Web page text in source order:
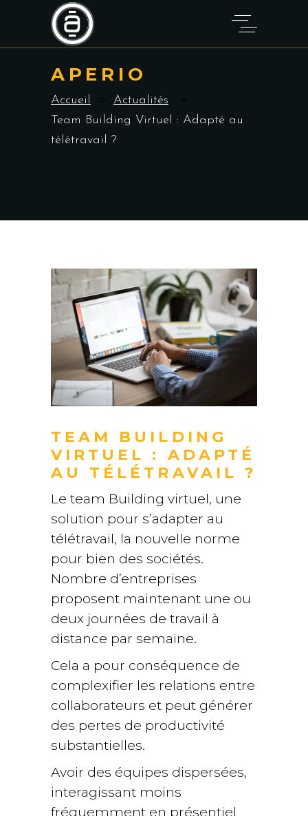
APERIO
Accueil
Actualités
Team Building Virtuel : Adapté au
télétravail ?
TEAM BUILDING
VIRTUEL : ADAPTÉ
AU TÉLÉTRAVAIL ?
Le team Building virtuel, une
solution pour s’adapter au
télétravail, la nouvelle norme
pour bien des sociétés.
Nombre d’entreprises
proposent maintenant une ou
deux journées de travail à
distance par semaine.
Cela a pour conséquence de
complexifier les relations entre
collaborateurs et peut générer
des pertes de productivité
substantielles.
Avoir des équipes dispersées,
interagissant moins
fréquemment en présentiel